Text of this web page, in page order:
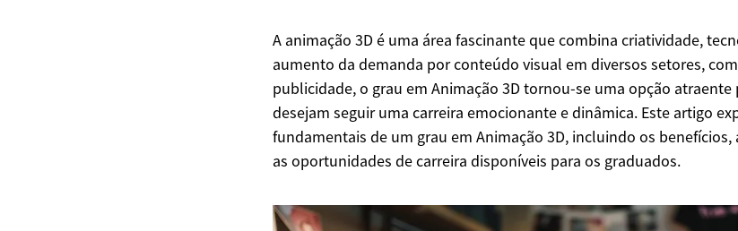
A animação 3D é uma área fascinante que combina criatividade,
aumento da demanda por conteúdo visual em diversos setores,
publicidade, o grau em Animação 3D tornou-se uma opção
desejam seguir uma carreira emocionante e dinâmica. Este artigo
fundamentais de um grau em Animação 3D, incluindo os benefícios,
as oportunidades de carreira disponíveis para os graduados.